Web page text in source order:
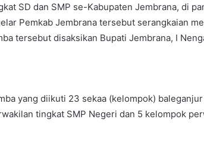
SD dan SMP se-Kabupaten Jembrana, di
Pemkab Jembrana tersebut serangkaian
tersebut disaksikan Bupati Jembrana, I
yang diikuti 23 sekaa (kelompok)
tingkat SMP Negeri dan 5 kelompok